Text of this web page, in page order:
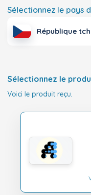
Sélectionnez le pays
République
Sélectionnez le
Voici le produit reçu.